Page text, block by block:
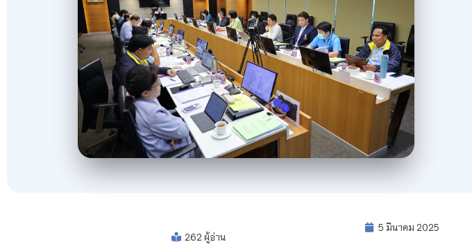
262 ผู้อ่าน
5 มีนาคม 2025